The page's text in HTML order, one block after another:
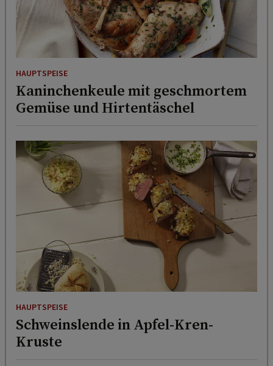
HAUPTSPEISE
Kaninchenkeule mit geschmortem
Gemüse und Hirtentäschel
HAUPTSPEISE
Schweinslende in Apfel-Kren-
Kruste